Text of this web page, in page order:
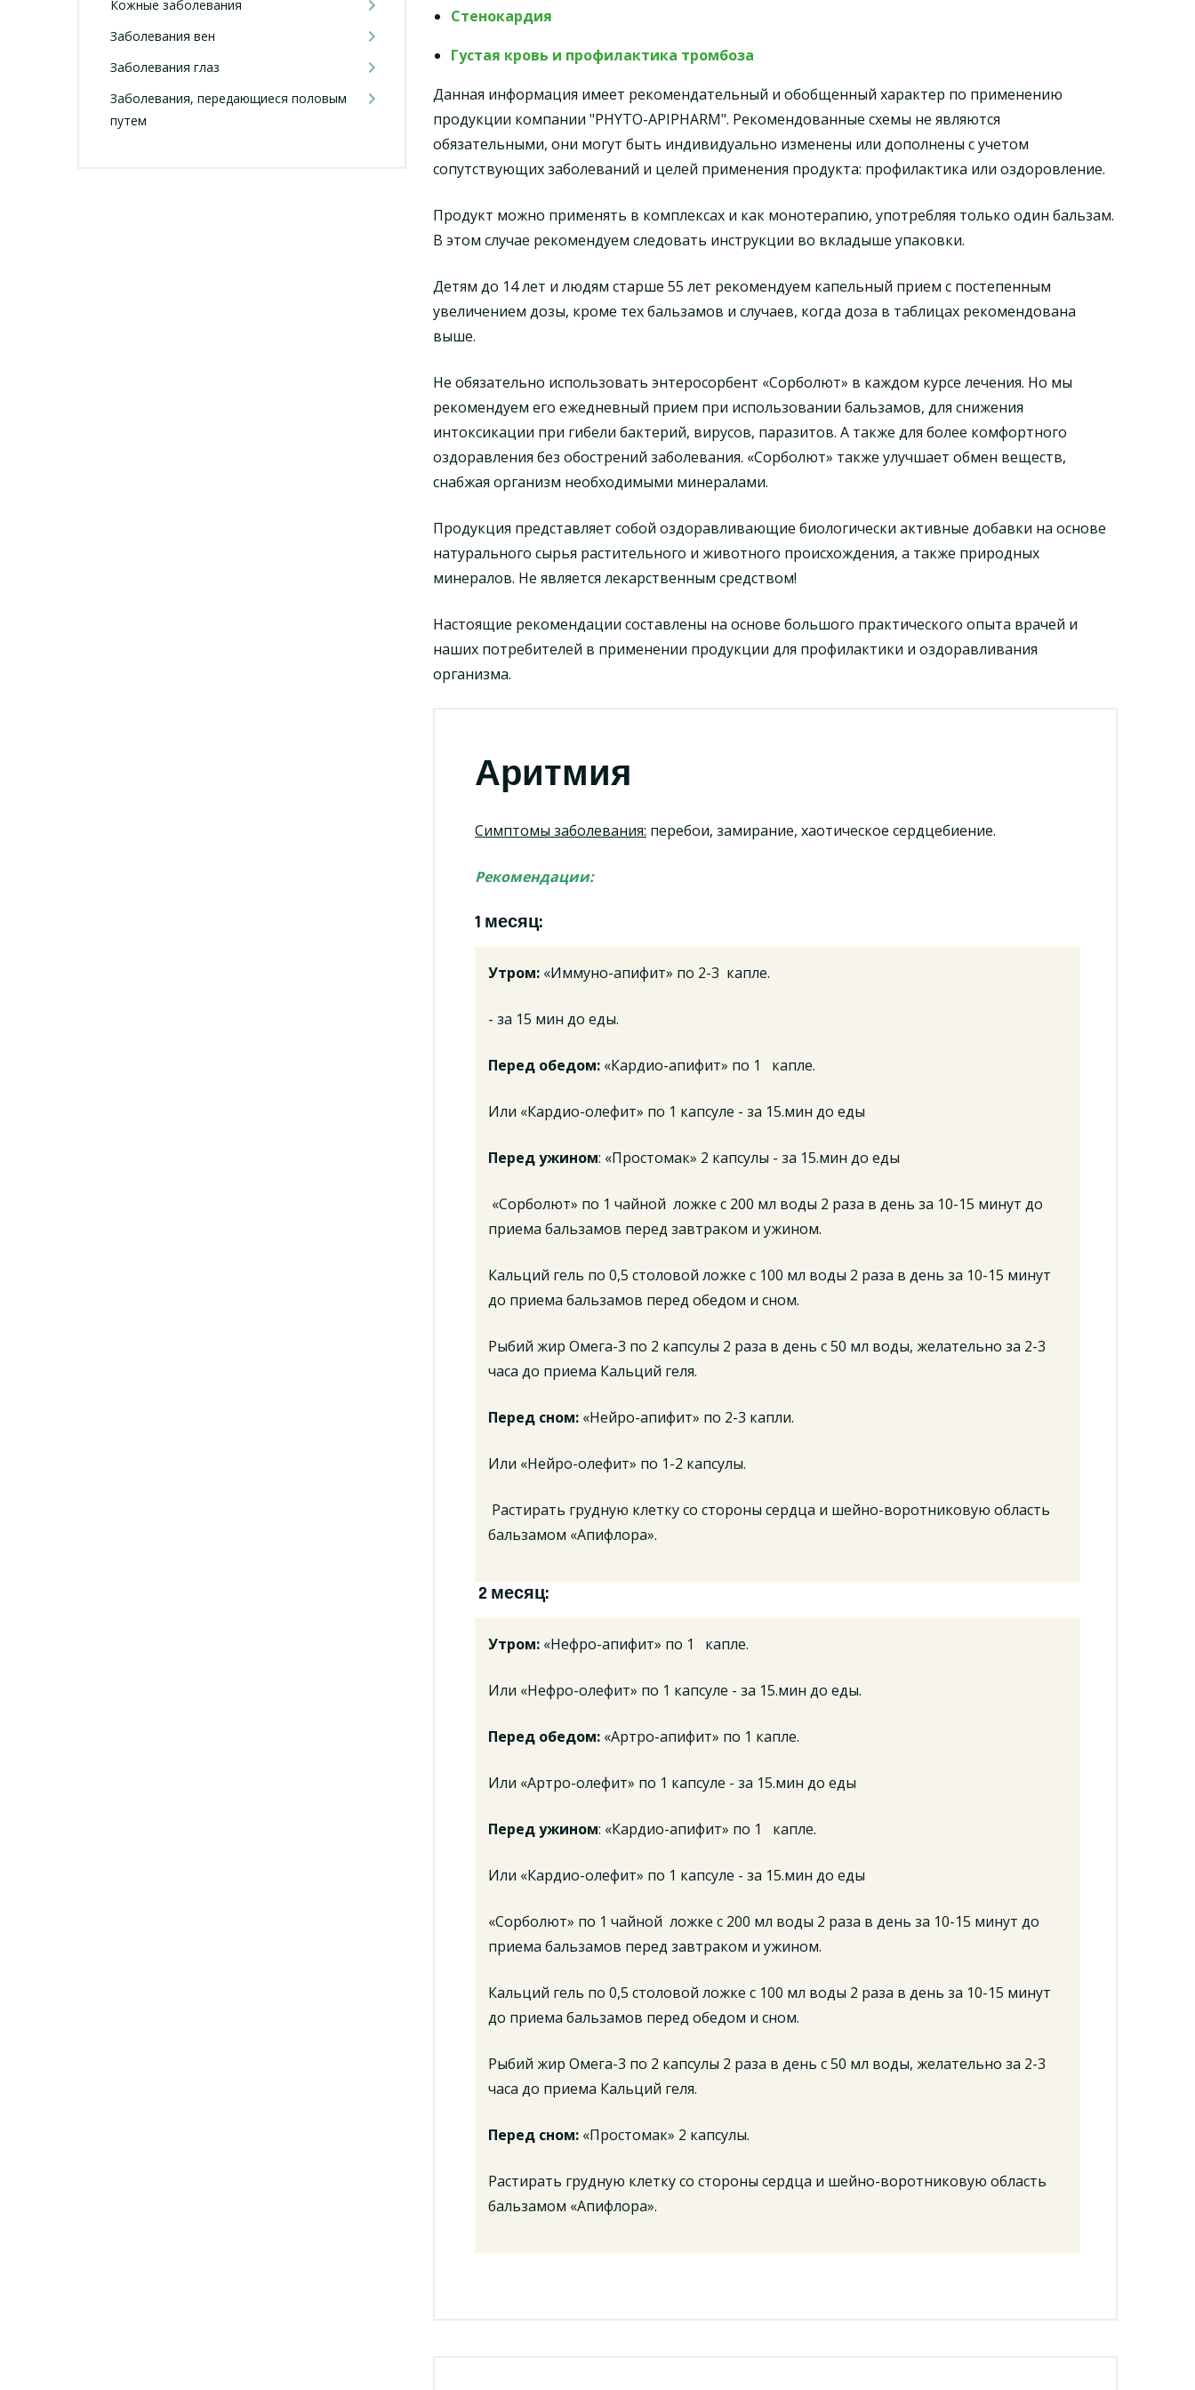
Кожные заболевания
Заболевания вен
Заболевания глаз
Заболевания, передающиеся половым
путем
Стенокардия
Густая кровь и профилактика тромбоза
Данная информация имеет рекомендательный и обобщенный характер по применению
продукции компании "PHYTO-APIPHARM". Рекомендованные схемы не являются
обязательными, они могут быть индивидуально изменены или дополнены с учетом
сопутствующих заболеваний и целей применения продукта: профилактика или оздоровление.
Продукт можно применять в комплексах и как монотерапию, употребляя только один бальзам.
В этом случае рекомендуем следовать инструкции во вкладыше упаковки.
Детям до 14 лет и людям старше 55 лет рекомендуем капельный прием с постепенным
увеличением дозы, кроме тех бальзамов и случаев, когда доза в таблицах рекомендована
выше.
Не обязательно использовать энтеросорбент «Сорболют» в каждом курсе лечения. Но мы
рекомендуем его ежедневный прием при использовании бальзамов, для снижения
интоксикации при гибели бактерий, вирусов, паразитов. А также для более комфортного
оздоравления без обострений заболевания. «Сорболют» также улучшает обмен веществ,
снабжая организм необходимыми минералами.
Продукция представляет собой оздоравливающие биологически активные добавки на основе
натурального сырья растительного и животного происхождения, а также природных
минералов. Не является лекарственным средством!
Настоящие рекомендации составлены на основе большого практического опыта врачей и
наших потребителей в применении продукции для профилактики и оздоравливания
организма.
Аритмия
Симптомы заболевания: перебои, замирание, хаотическое сердцебиение.
Рекомендации:
1 месяц:
Утром: «Иммуно-апифит» по 2-3 капле.
- за 15 мин до еды.
Перед обедом: «Кардио-апифит» по 1 капле.
Или «Кардио-олефит» по 1 капсуле - за 15.мин до еды
Перед ужином: «Простомак» 2 капсулы - за 15.мин до еды
«Сорболют» по 1 чайной ложке с 200 мл воды 2 раза в день за 10-15 минут до
приема бальзамов перед завтраком и ужином.
Кальций гель по 0,5 столовой ложке с 100 мл воды 2 раза в день за 10-15 минут
до приема бальзамов перед обедом и сном.
Рыбий жир Омега-3 по 2 капсулы 2 раза в день с 50 мл воды, желательно за 2-3
часа до приема Кальций геля.
Перед сном: «Нейро-апифит» по 2-3 капли.
Или «Нейро-олефит» по 1-2 капсулы.
Растирать грудную клетку со стороны сердца и шейно-воротниковую область
бальзамом «Апифлора».
2 месяц:
Утром: «Нефро-апифит» по 1 капле.
Или «Нефро-олефит» по 1 капсуле - за 15.мин до еды.
Перед обедом: «Артро-апифит» по 1 капле.
Или «Артро-олефит» по 1 капсуле - за 15.мин до еды
Перед ужином: «Кардио-апифит» по 1 капле.
Или «Кардио-олефит» по 1 капсуле - за 15.мин до еды
«Сорболют» по 1 чайной ложке с 200 мл воды 2 раза в день за 10-15 минут до
приема бальзамов перед завтраком и ужином.
Кальций гель по 0,5 столовой ложке с 100 мл воды 2 раза в день за 10-15 минут
до приема бальзамов перед обедом и сном.
Рыбий жир Омега-3 по 2 капсулы 2 раза в день с 50 мл воды, желательно за 2-3
часа до приема Кальций геля.
Перед сном: «Простомак» 2 капсулы.
Растирать грудную клетку со стороны сердца и шейно-воротниковую область
бальзамом «Апифлора».